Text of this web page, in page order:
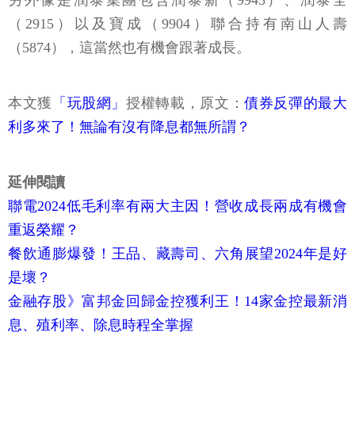
（2915）以及寶成（9904）聯合持有南山人壽
（5874），這當然也有機會跟著成長。
本文獲 「玩股網」授權轉載，原文：債券反彈的最大
利多來了！無論有沒有降息都無所謂？
延伸閱讀
聯電2024低毛利率有兩大主因！營收成長兩成有機會
重返榮耀？
餐飲通膨爆發！王品、藏壽司、六角展望2024年是好
是壞？
金融存股》富邦金回歸金控獲利王！14家金控最新消
息、殖利率、除息時程全掌握